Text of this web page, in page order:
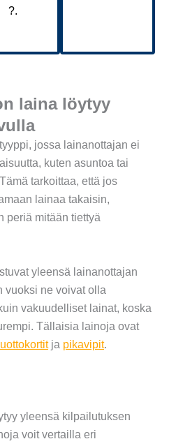
?.
laina löytyy
jossa lainanottajan ei
kuten asuntoa tai
tarkoittaa, että jos
lainaa takaisin,
periä mitään tiettyä
yleensä lainanottajan
vuoksi ne voivat olla
vakuudelliset lainat, koska
Tällaisia lainoja ovat
luottokortitja pikavipit.
yleensä kilpailutuksen
voit vertailla eri